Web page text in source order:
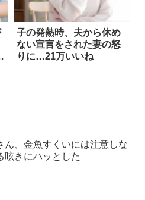
子の発熱時、夫から休め
ない宣言をされた妻の怒
りに…21万いいね
ん、金魚すくいには注意しな
呟きにハッとした